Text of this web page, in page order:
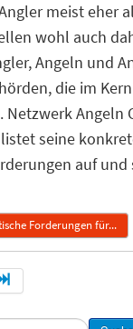
meist eher
wohl auch
Angeln und
die im
Angeln
seine
auf
Forderungen für...